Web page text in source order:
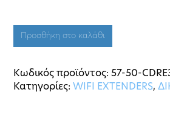
Προσθήκη στο καλάθι
Κωδικός προϊόντος:57-50-
Κατηγορίες:WIFI EXTENDERS,